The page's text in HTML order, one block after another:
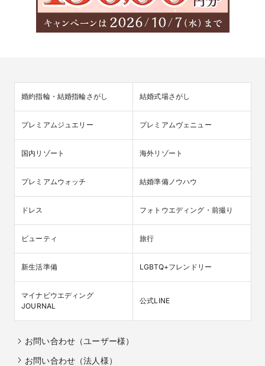
婚約指輪・結婚指輪さがし 結婚式場さがし
プレミアムジュエリー プレミアムヴェニュー
国内リゾート 海外リゾート
プレミアムウォッチ 結婚準備ノウハウ
ドレス フォトウエディング・前撮り
ビューティ 旅行
新生活準備 LGBTQ+フレンドリー
マイナビウエディング
JOURNAL
公式LINE
お問い合わせ（ユーザー様）
お問い合わせ（法人様）